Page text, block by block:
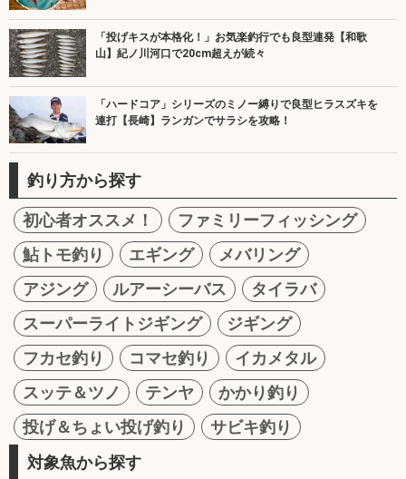
「投げキスが本格化！」お気楽釣行でも良型連発【和歌
山】紀ノ川河口で20cm超えが続々
「ハードコア」シリーズのミノー縛りで良型ヒラスズキを
連打【長崎】ランガンでサラシを攻略！
釣り方から探す
初心者オススメ！
ファミリーフィッシング
鮎トモ釣り
エギング
メバリング
アジング
ルアーシーバス
タイラバ
スーパーライトジギング
ジギング
フカセ釣り
コマセ釣り
イカメタル
スッテ＆ツノ
テンヤ
かかり釣り
投げ＆ちょい投げ釣り
サビキ釣り
対象魚から探す